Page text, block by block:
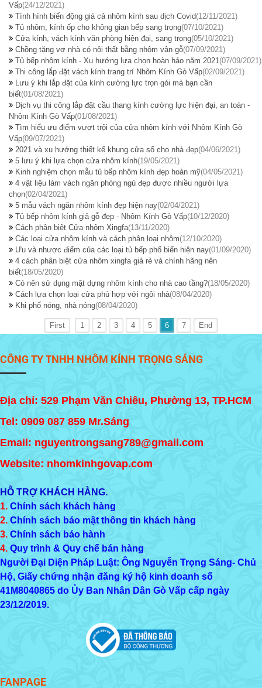
Vấp(24/12/2021)
Tình hình biến động giá cả nhôm kính sau dịch Covid(12/11/2021)
Tủ nhôm, kính ốp cho không gian bếp sang trọng(07/10/2021)
Cửa kính, vách kính văn phòng hiện đại, sang trọng(05/10/2021)
Chồng tặng vợ nhà có nội thất bằng nhôm vân gỗ(07/09/2021)
Tủ bếp nhôm kính - Xu hướng lựa chọn hoàn hảo năm 2021(07/09/2021)
Thi công lắp đặt vách kính trang trí Nhôm Kính Gò Vấp(02/09/2021)
Lưu ý khi lắp đặt của kính cường lực trọn gói mà bạn cần
biết(01/08/2021)
Dịch vụ thi công lắp đặt cầu thang kính cường lực hiện đại, an toàn -
Nhôm Kính Gò Vấp(01/08/2021)
Tìm hiểu ưu điểm vượt trội của cửa nhôm kính với Nhôm Kính Gò
Vấp(09/07/2021)
2021 và xu hướng thiết kế khung cửa sổ cho nhà đẹp(04/06/2021)
5 lưu ý khi lựa chọn cửa nhôm kính(19/05/2021)
Kinh nghiệm chọn mẫu tủ bếp nhôm kính đẹp hoàn mỹ(04/05/2021)
4 vật liệu làm vách ngăn phòng ngủ đẹp được nhiều người lựa
chọn(02/04/2021)
5 mẫu vách ngăn nhôm kính đẹp hiện nay(02/04/2021)
Tủ bếp nhôm kính giả gỗ đẹp - Nhôm Kính Gò Vấp(10/12/2020)
Cách phân biệt Cửa nhôm Xingfa(13/11/2020)
Các loại cửa nhôm kính và cách phân loại nhôm(12/10/2020)
Ưu và nhược điểm của các loại tủ bếp phổ biến hiện nay(01/09/2020)
4 cách phân biệt cửa nhôm xingfa giá rẻ và chính hãng nên
biết(18/05/2020)
Có nên sử dụng mặt dựng nhôm kính cho nhà cao tầng?(18/05/2020)
Cách lựa chọn loại cửa phù hợp với ngôi nhà(08/04/2020)
Khi phố nóng, nhà nóng(08/04/2020)
First 1 2 3 4 5 6 7 End
CÔNG TY TNHH NHÔM KÍNH TRỌNG SÁNG
Địa chỉ: 529 Phạm Văn Chiêu, Phường 13, TP.HCM
Tel: 0909 087 859 Mr.Sáng
Email: nguyentrongsang789@gmail.com
Website: nhomkinhgovap.com
HỖ TRỢ KHÁCH HÀNG.
1. Chính sách khách hàng
2. Chính sách bảo mật thông tin khách hàng
3. Chính sách bảo hành
4. Quy trình & Quy chế bán hàng
Người Đại Diện Pháp Luật: Ông Nguyễn Trọng Sáng- Chủ
Hộ, Giấy chứng nhận đăng ký hộ kinh doanh số
41M8040865 do Ủy Ban Nhân Dân Gò Vấp cấp ngày
23/12/2019.
FANPAGE